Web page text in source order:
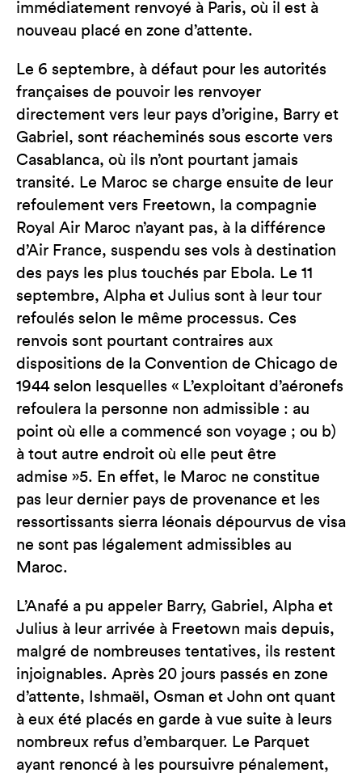
immédiatement renvoyé à Paris, où il est à
nouveau placé en zone d’attente.
Le 6 septembre, à défaut pour les autorités
françaises de pouvoir les renvoyer
directement vers leur pays d’origine, Barry et
Gabriel, sont réacheminés sous escorte vers
Casablanca, où ils n’ont pourtant jamais
transité. Le Maroc se charge ensuite de leur
refoulement vers Freetown, la compagnie
Royal Air Maroc n’ayant pas, à la différence
d’Air France, suspendu ses vols à destination
des pays les plus touchés par Ebola. Le 11
septembre, Alpha et Julius sont à leur tour
refoulés selon le même processus. Ces
renvois sont pourtant contraires aux
dispositions de la Convention de Chicago de
1944 selon lesquelles « L’exploitant d’aéronefs
refoulera la personne non admissible : au
point où elle a commencé son voyage ; ou b)
à tout autre endroit où elle peut être
admise »5. En effet, le Maroc ne constitue
pas leur dernier pays de provenance et les
ressortissants sierra léonais dépourvus de visa
ne sont pas légalement admissibles au
Maroc.
L’Anafé a pu appeler Barry, Gabriel, Alpha et
Julius à leur arrivée à Freetown mais depuis,
malgré de nombreuses tentatives, ils restent
injoignables. Après 20 jours passés en zone
d’attente, Ishmaël, Osman et John ont quant
à eux été placés en garde à vue suite à leurs
nombreux refus d’embarquer. Le Parquet
ayant renoncé à les poursuivre pénalement,